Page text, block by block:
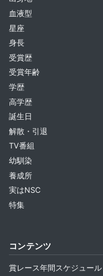
血液型
星座
身長
受賞歴
受賞年齢
学歴
高学歴
誕生日
解散・引退
TV番組
幼馴染
養成所
実はNSC
特集
コンテンツ
賞レース年間スケジュール